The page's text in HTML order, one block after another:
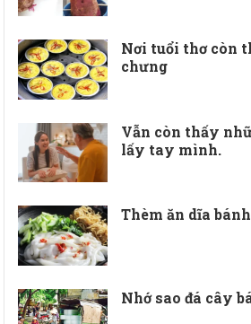
Nơi tuổi thơ còn
chưng
Vẫn còn thấy
lấy tay mình.
Thèm ăn dĩa
Nhớ sao đá cây